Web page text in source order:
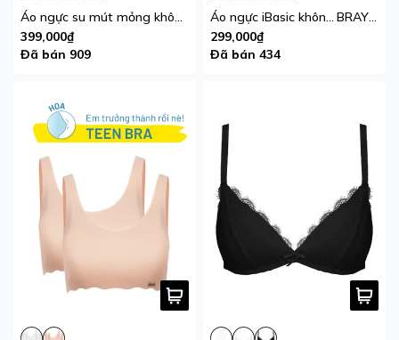
399,000₫
Đã bán 909
BRAY058
299,000₫
Đã bán 434